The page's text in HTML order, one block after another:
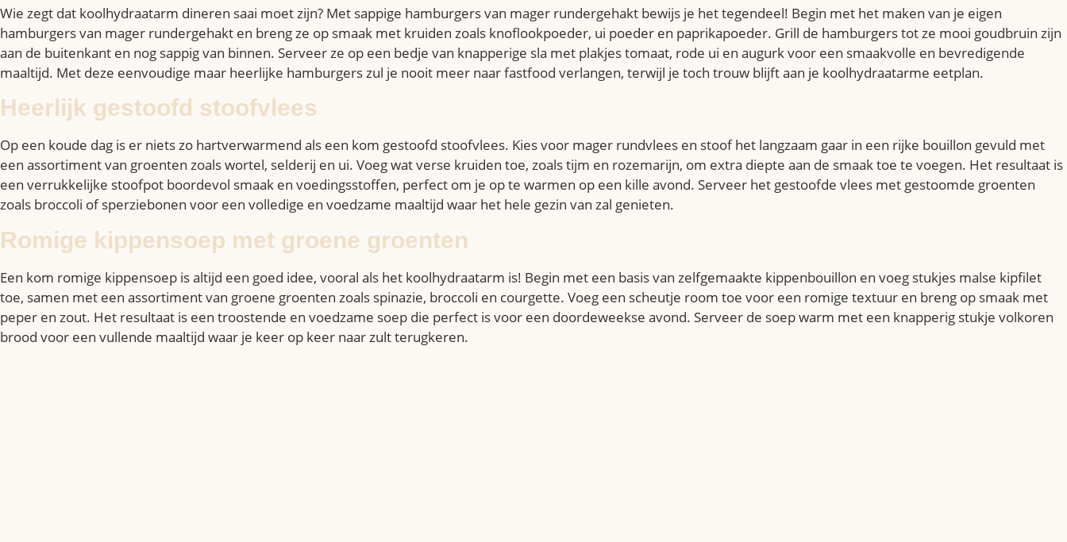
Wie zegt dat koolhydraatarm dineren saai moet zijn? Met sappige hamburgers van mager rundergehakt bewijs je het tegendeel! Begin met het maken van je eigen
hamburgers van mager rundergehakt en breng ze op smaak met kruiden zoals knoflookpoeder, ui poeder en paprikapoeder. Grill de hamburgers tot ze mooi goudbruin zijn
aan de buitenkant en nog sappig van binnen. Serveer ze op een bedje van knapperige sla met plakjes tomaat, rode ui en augurk voor een smaakvolle en bevredigende
maaltijd. Met deze eenvoudige maar heerlijke hamburgers zul je nooit meer naar fastfood verlangen, terwijl je toch trouw blijft aan je koolhydraatarme eetplan.
Heerlijk gestoofd stoofvlees
Op een koude dag is er niets zo hartverwarmend als een kom gestoofd stoofvlees. Kies voor mager rundvlees en stoof het langzaam gaar in een rijke bouillon gevuld met
een assortiment van groenten zoals wortel, selderij en ui. Voeg wat verse kruiden toe, zoals tijm en rozemarijn, om extra diepte aan de smaak toe te voegen. Het resultaat is
een verrukkelijke stoofpot boordevol smaak en voedingsstoffen, perfect om je op te warmen op een kille avond. Serveer het gestoofde vlees met gestoomde groenten
zoals broccoli of sperziebonen voor een volledige en voedzame maaltijd waar het hele gezin van zal genieten.
Romige kippensoep met groene groenten
Een kom romige kippensoep is altijd een goed idee, vooral als het koolhydraatarm is! Begin met een basis van zelfgemaakte kippenbouillon en voeg stukjes malse kipfilet
toe, samen met een assortiment van groene groenten zoals spinazie, broccoli en courgette. Voeg een scheutje room toe voor een romige textuur en breng op smaak met
peper en zout. Het resultaat is een troostende en voedzame soep die perfect is voor een doordeweekse avond. Serveer de soep warm met een knapperig stukje volkoren
brood voor een vullende maaltijd waar je keer op keer naar zult terugkeren.